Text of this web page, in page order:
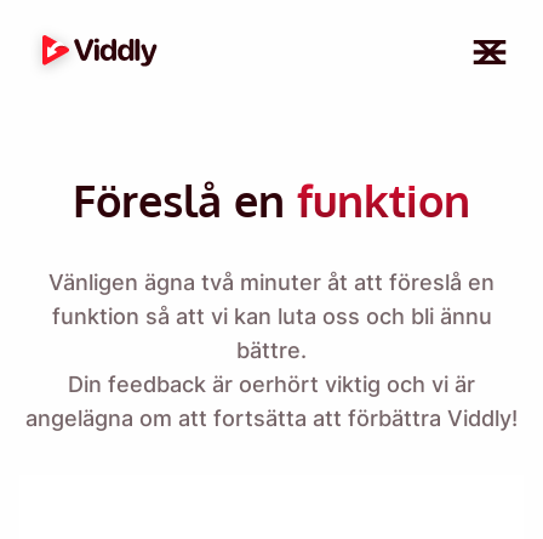
Föreslå en funktion
Vänligen ägna två minuter åt att föreslå en
funktion så att vi kan luta oss och bli ännu
bättre.
Din feedback är oerhört viktig och vi är
angelägna om att fortsätta att förbättra Viddly!